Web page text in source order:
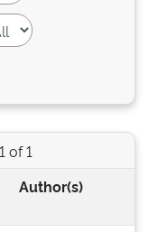
of 1
Author(s)